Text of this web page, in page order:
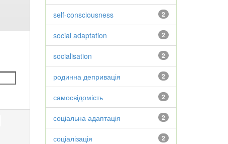
2
self-consciousness
2
social adaptation
2
socialisation
2
родинна депривація
2
самосвідомість
2
соціальна адаптація
2
соціалізація